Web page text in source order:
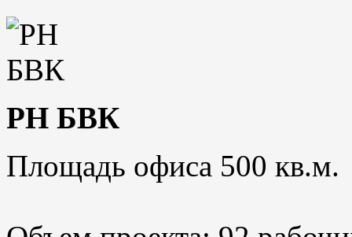
РН БВК
Площадь офиса 500 кв.м.